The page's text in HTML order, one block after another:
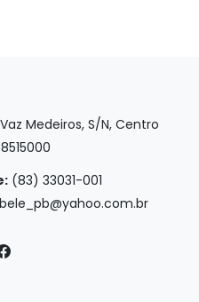
Medeiros, S/N, Centro
(83) 33031-001